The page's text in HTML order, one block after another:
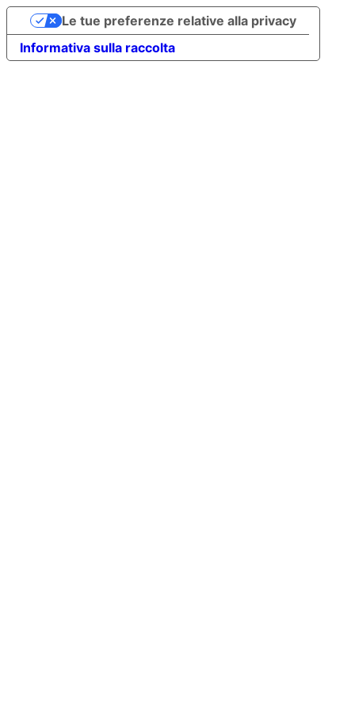
Informativa sulla raccolta
Le tue preferenze relative alla privacy